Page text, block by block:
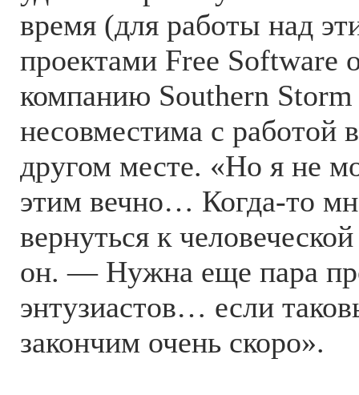
время (для работы над
проектами Free Software
компанию Southern
несовместима с работой
другом месте. «Но я не
этим вечно… Когда-то
вернуться к
он. — Нужна еще пара
энтузиастов… если
закончим очень скоро».